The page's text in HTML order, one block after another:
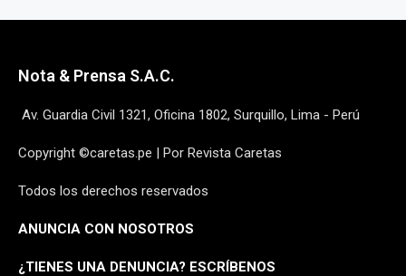
Nota & Prensa S.A.C.
Av. Guardia Civil 1321, Oficina 1802, Surquillo, Lima - Perú
Copyright ©caretas.pe | Por Revista Caretas
Todos los derechos reservados
ANUNCIA CON NOSOTROS
¿TIENES UNA DENUNCIA? ESCRÍBENOS